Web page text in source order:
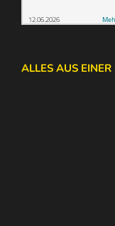
ALLES AUS